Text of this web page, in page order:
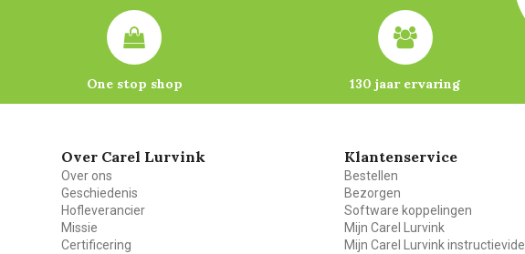
One stop shop 130 jaar ervaring
Over Carel Lurvink
Over ons
Geschiedenis
Hofleverancier
Missie
Certificering
Klantenservice
Bestellen
Bezorgen
Software koppelingen
Mijn Carel Lurvink
Mijn Carel Lurvink